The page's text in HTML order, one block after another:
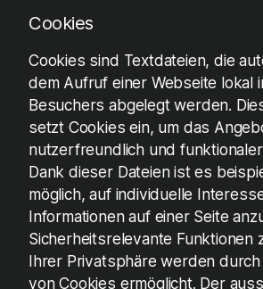
Cookies
Cookies sind Textdateien, die
dem Aufruf einer Webseite lokal
Besuchers abgelegt werden.
setzt Cookies ein, um das
nutzerfreundlich und
Dank dieser Dateien ist es
möglich, auf individuelle
Informationen auf einer Seite
Sicherheitsrelevante Funktionen
Ihrer Privatsphäre werden durch
von Cookies ermöglicht. Der